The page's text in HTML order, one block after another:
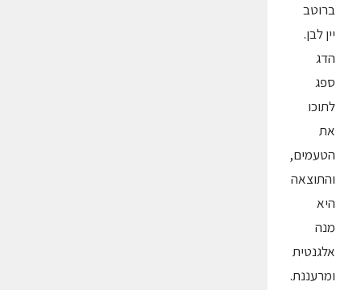
ברוטב
יין לבן.
הדג
ספג
לתוכו
את
הטעמים,
והתוצאה
היא
מנה
אלגנטית
ומרעננת.